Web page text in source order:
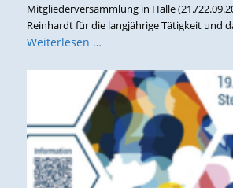
Mitgliederversammlung in Halle (21./
Reinhardt für die langjährige Tätigkeit und
Weiterlesen …